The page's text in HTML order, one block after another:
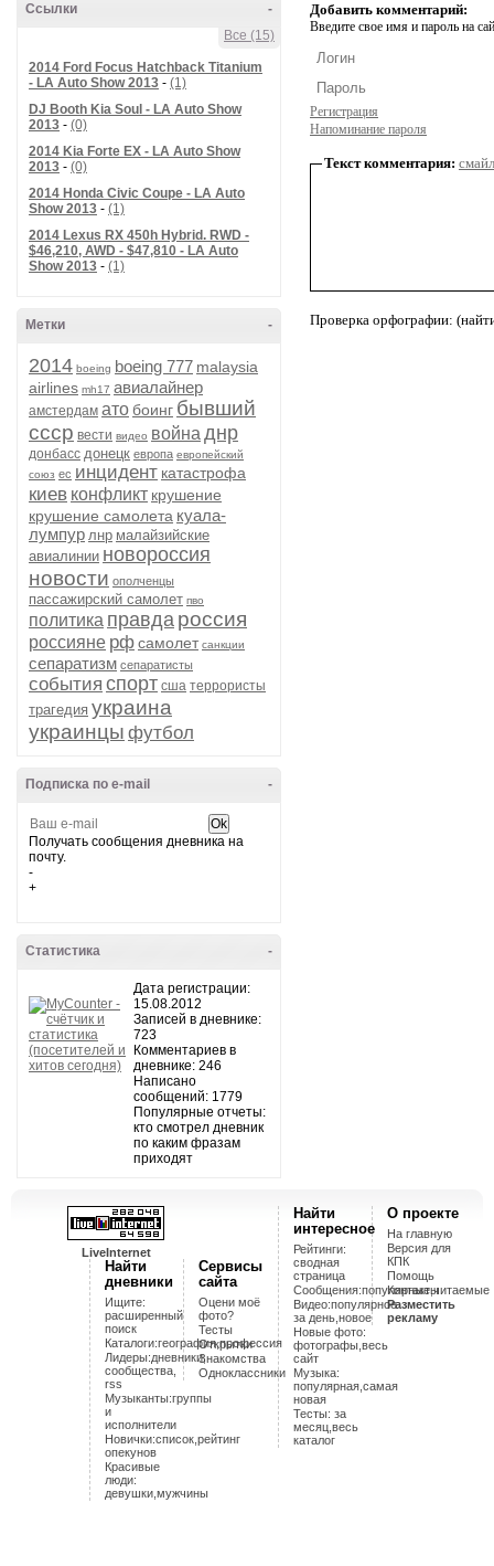
-
Ссылки
Все (15)
2014 Ford Focus Hatchback Titanium
- LA Auto Show 2013 - (1)
DJ Booth Kia Soul - LA Auto Show
2013 - (0)
2014 Kia Forte EX - LA Auto Show
2013 - (0)
2014 Honda Civic Coupe - LA Auto
Show 2013 - (1)
2014 Lexus RX 450h Hybrid. RWD -
$46,210, AWD - $47,810 - LA Auto
Show 2013 - (1)
-
Метки
2014 boeing boeing 777 malaysia
airlines mh17 авиалайнер
амстердам атобоинг бывший
ссср вести видео война днр
донбасс донецк европа европейский
союз ес инцидент катастрофа
киев конфликт крушение
крушение самолета куала-
лумпур лнр малайзийские
авиалинии новороссия
новости ополченцы
пассажирский самолет пво
политика правда россия
россияне рфсамолет санкции
сепаратизм сепаратисты
события спорт сша террористы
трагедия украина
украинцы футбол
-
Подписка по e-mail
Получать сообщения дневника на
почту.
-
+
-
Статистика
Дата регистрации:
15.08.2012
Записей в дневнике:
723
Комментариев в
дневнике: 246
Написано
сообщений: 1779
Популярные отчеты:
кто смотрел дневник
по каким фразам
приходят
Добавить комментарий:
Введите свое имя и пароль на
Регистрация
Напоминание пароля
Текст комментария:
Проверка орфографии:
LiveInternet
О проекте
На главную
Версия для
КПК
Помощь
Контакты
Разместить
рекламу
Найти
интересное
Рейтинги:
сводная
страница
Cообщения:популярные,читаемые
Видео:популярное
за день,новое
Новые фото:
фотографы,весь
сайт
Музыка:
популярная,самая
новая
Тесты: за
месяц,весь
каталог
Сервисы
сайта
Оцени моё
фото?
Тесты
Открытки
Знакомства
Одноклассники
Найти
дневники
Ищите:
расширенный
поиск
Каталоги:география,профессия
Лидеры:дневники,
сообщества,
rss
Музыканты:группы
и
исполнители
Новички:список,рейтинг
опекунов
Красивые
люди:
девушки,мужчины